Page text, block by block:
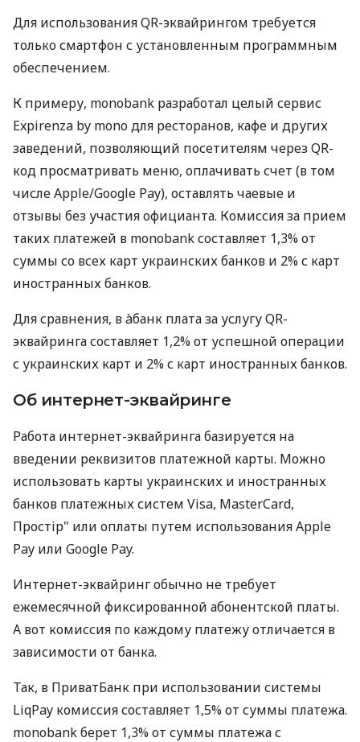
Для использования QR-эквайрингом требуется
только смартфон с установленным программным
обеспечением.
К примеру, monobank разработал целый сервис
Expirenza by mono для ресторанов, кафе и других
заведений, позволяющий посетителям через QR-
код просматривать меню, оплачивать счет (в том
числе Apple/Google Pay), оставлять чаевые и
отзывы без участия официанта. Комиссия за прием
таких платежей в monobank составляет 1,3% от
суммы со всех карт украинских банков и 2% с карт
иностранных банков.
Для сравнения, в àбанк плата за услугу QR-
эквайринга составляет 1,2% от успешной операции
с украинских карт и 2% с карт иностранных банков.
Об интернет-эквайринге
Работа интернет-эквайринга базируется на
введении реквизитов платежной карты. Можно
использовать карты украинских и иностранных
банков платежных систем Visa, MasterCard,
Простір" или оплаты путем использования Apple
Pay или Google Pay.
Интернет-эквайринг обычно не требует
ежемесячной фиксированной абонентской платы.
А вот комиссия по каждому платежу отличается в
зависимости от банка.
Так, в ПриватБанк при использовании системы
LiqPay комиссия составляет 1,5% от суммы платежа.
monobank берет 1,3% от суммы платежа с